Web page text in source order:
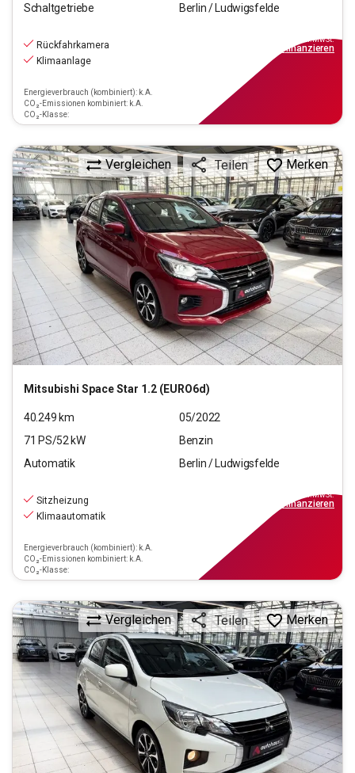
Schaltgetriebe
Berlin / Ludwigsfelde
Rückfahrkamera
Klimaanlage
Energieverbrauch (kombiniert): k.A.
CO₂-Emissionen kombiniert: k.A.
CO₂-Klasse:
inkl.MwSt.
finanzieren
Mitsubishi Space Star 1.2 (EURO6d)
Vergleichen Teilen Merken
40.249 km
05/2022
71 PS/52 kW
Benzin
Automatik
Berlin / Ludwigsfelde
Sitzheizung
Klimaautomatik
Energieverbrauch (kombiniert): k.A.
CO₂-Emissionen kombiniert: k.A.
CO₂-Klasse:
inkl.MwSt.
finanzieren
Vergleichen Teilen Merken